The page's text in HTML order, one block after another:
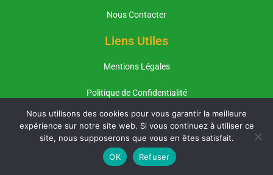
Nous Contacter
Liens Utiles
Mentions Légales
Politique de Confidentialité
Plan du Site
Pages Importantes
Nous utilisons des cookies pour vous garantir la meilleure
expérience sur notre site web. Si vous continuez à utiliser ce
site, nous supposerons que vous en êtes satisfait.
OK
Refuser